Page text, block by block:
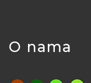
O nama